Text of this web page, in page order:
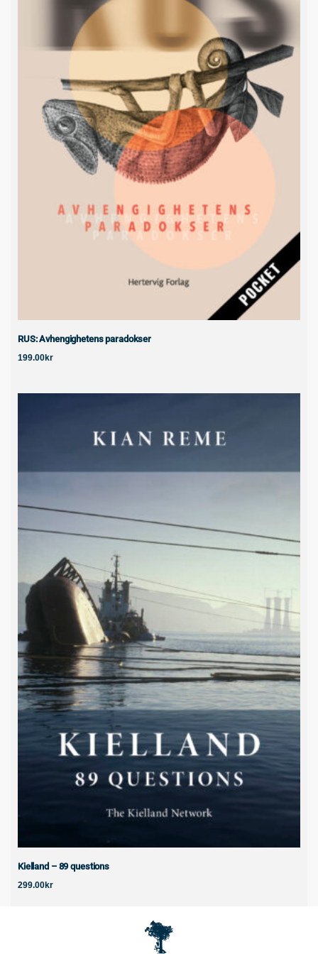
RUS: Avhengighetens paradokser
199.00kr
Kielland – 89 questions
299.00kr